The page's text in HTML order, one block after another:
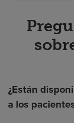
¿Están
a los